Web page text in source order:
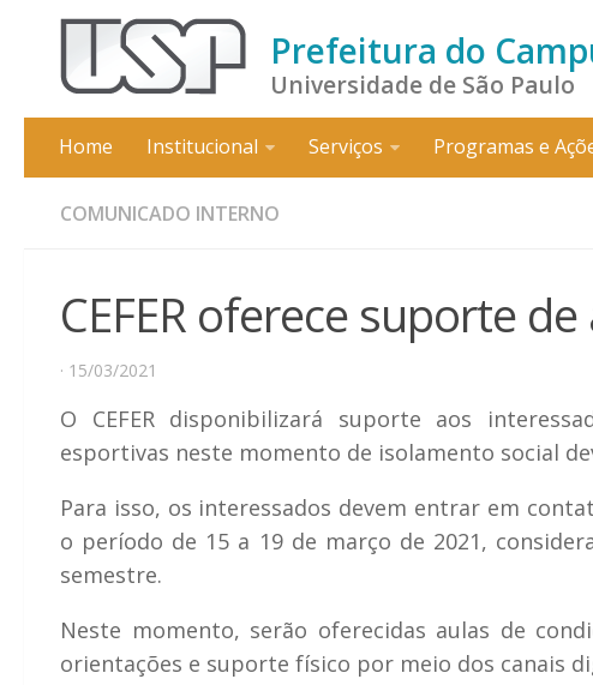
Prefeitura do
Universidade de São Paulo
Home Institucional Serviços Programas e
COMUNICADO INTERNO
CEFER oferece suporte
· 15/03/2021
O CEFER disponibilizará suporte aos
esportivas neste momento de isolamento social
Para isso, os interessados devem entrar em
o período de 15 a 19 de março de 2021,
semestre.
Neste momento, serão oferecidas aulas de
orientações e suporte físico por meio dos canais